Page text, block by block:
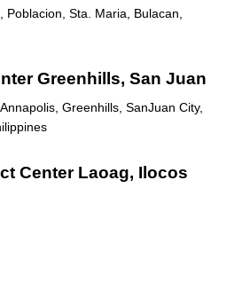
Poblacion, Sta. Maria, Bulacan,
Greenhills, San Juan
Greenhills, SanJuan City,
Center Laoag, Ilocos